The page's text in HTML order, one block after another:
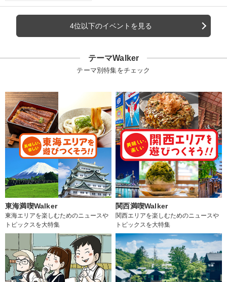
4位以下のイベントを見る
テーマWalker
テーマ別特集をチェック
東海満喫Walker
東海エリアを楽しむためのニュースや
トピックスを大特集
関西満喫Walker
関西エリアを楽しむためのニュースや
トピックスを大特集